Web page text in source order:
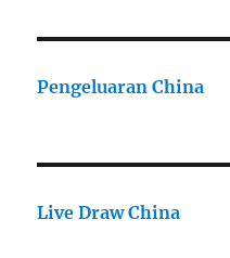
Pengeluaran China
Live Draw China